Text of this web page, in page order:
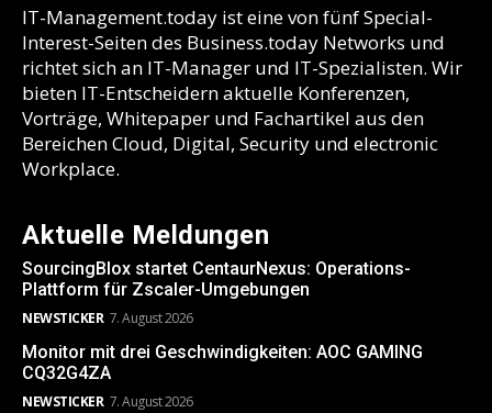
IT-Management.today ist eine von fünf Special-
Interest-Seiten des Business.today Networks und
richtet sich an IT-Manager und IT-Spezialisten. Wir
bieten IT-Entscheidern aktuelle Konferenzen,
Vorträge, Whitepaper und Fachartikel aus den
Bereichen Cloud, Digital, Security und electronic
Workplace.
Aktuelle Meldungen
SourcingBlox startet CentaurNexus: Operations-
Plattform für Zscaler-Umgebungen
NEWSTICKER 7. August 2026
Monitor mit drei Geschwindigkeiten: AOC GAMING
CQ32G4ZA
NEWSTICKER 7. August 2026